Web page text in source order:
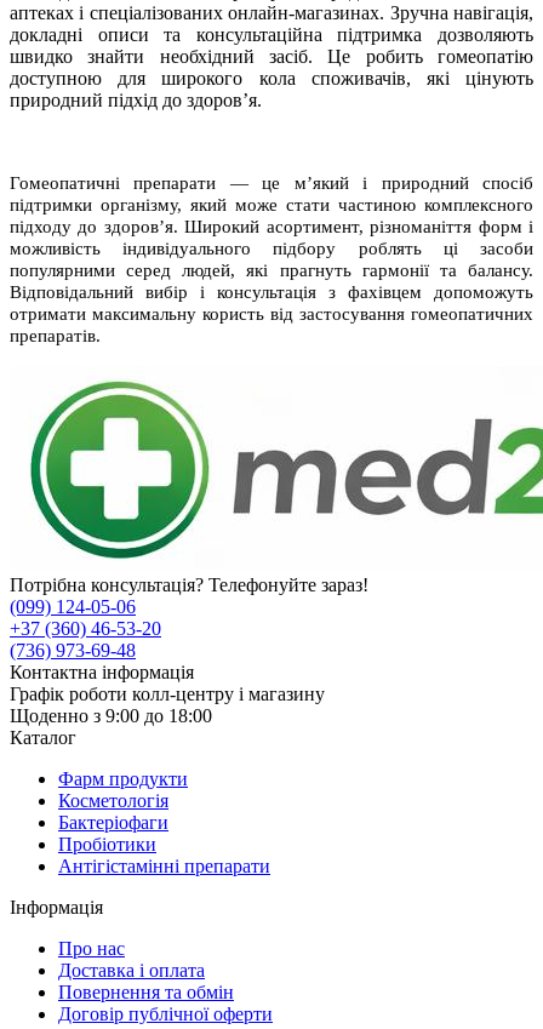
аптеках і спеціалізованих онлайн-магазинах. Зручна навігація,
докладні описи та консультаційна підтримка дозволяють
швидко знайти необхідний засіб. Це робить гомеопатію
доступною для широкого кола споживачів, які цінують
природний підхід до здоров’я.
Гомеопатичні препарати — це м’який і природний спосіб
підтримки організму, який може стати частиною комплексного
підходу до здоров’я. Широкий асортимент, різноманіття форм і
можливість індивідуального підбору роблять ці засоби
популярними серед людей, які прагнуть гармонії та балансу.
Відповідальний вибір і консультація з фахівцем допоможуть
отримати максимальну користь від застосування гомеопатичних
препаратів.
Потрібна консультація? Телефонуйте зараз!
(099) 124-05-06
+37 (360) 46-53-20
(736) 973-69-48
Контактна інформація
Графік роботи колл-центру і магазину
Щоденно з 9:00 до 18:00
Каталог
Фарм продукти
Косметологія
Бактеріофаги
Пробіотики
Антігістамінні препарати
Інформація
Про нас
Доставка і оплата
Повернення та обмін
Договір публічної оферти